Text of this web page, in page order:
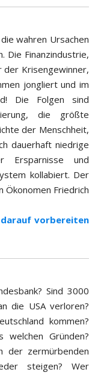
wahren Ursachen
Die Finanzindustrie,
Krisengewinner,
jongliert und im
Die Folgen sind
die größte
der Menschheit,
dauerhaft niedrige
Ersparnisse und
kollabiert. Der
Ökonomen Friedrich
darauf vorbereiten
Sind 3000
die USA verloren?
kommen?
welchen Gründen?
der zermürbenden
steigen? Wer